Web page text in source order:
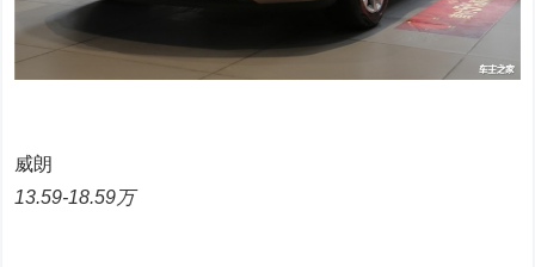
威朗
13.59-18.59万